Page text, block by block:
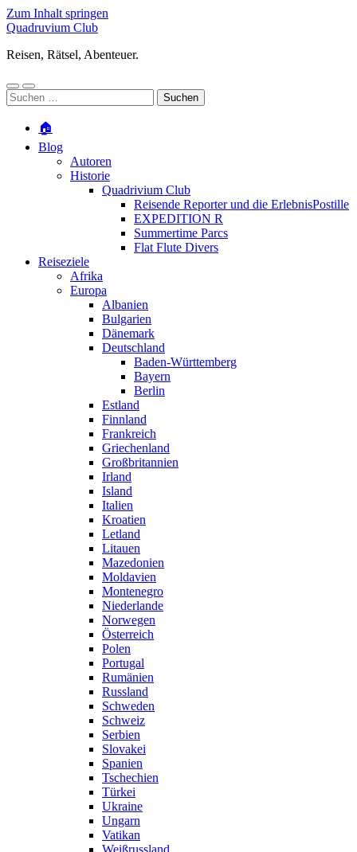
Zum Inhalt springen
Quadruvium Club
Reisen, Rätsel, Abenteuer.
Mobile-
Menü
Suchfeld
ein-/ausblenden
Suchen
nach:
🏠
Blog
Autoren
Historie
Quadrivium Club
Reisende Reporter und die ErlebnisPostille
EXPEDITION R
Summertime Parcs
Flat Flute Divers
Reiseziele
Afrika
Europa
Albanien
Bulgarien
Dänemark
Deutschland
Baden-Württemberg
Bayern
Berlin
Estland
Finnland
Frankreich
Griechenland
Großbritannien
Irland
Island
Italien
Kroatien
Letland
Litauen
Mazedonien
Moldavien
Montenegro
Niederlande
Norwegen
Österreich
Polen
Portugal
Rumänien
Russland
Schweden
Schweiz
Serbien
Slovakei
Spanien
Tschechien
Türkei
Ukraine
Ungarn
Vatikan
Weißrussland